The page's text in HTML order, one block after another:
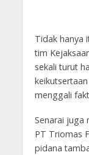
Tidak hanya
tim
sekali turut
menggali
Senarai juga
PT Triomas
pidana